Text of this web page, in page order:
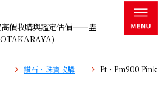
高價收購與鑑定估價——盡
鑽石・珠寶收購 Pt・Pm900